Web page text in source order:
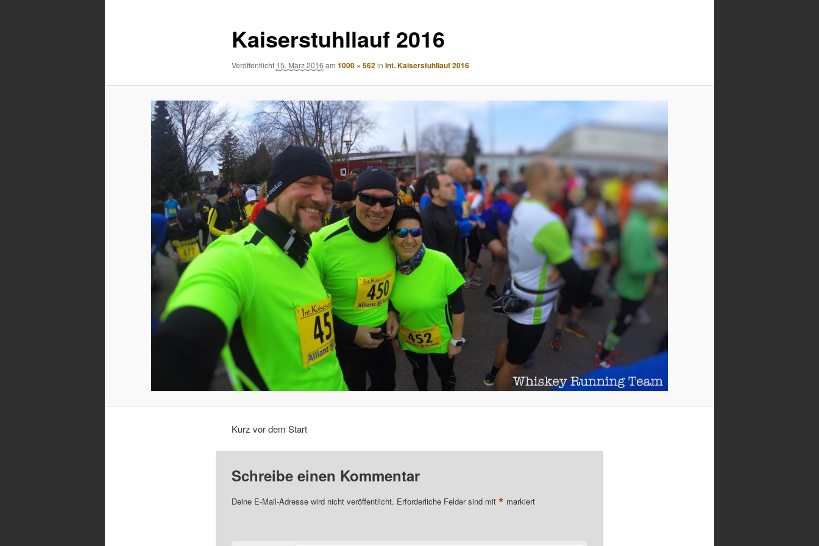
Kaiserstuhllauf 2016
Veröffentlicht 15. März 2016 am 1000 × 562in Int. Kaiserstuhllauf 2016
Kurz vor dem Start
Schreibe einen Kommentar
Deine E-Mail-Adresse wird nicht veröffentlicht. Erforderliche Felder sind mit * markiert